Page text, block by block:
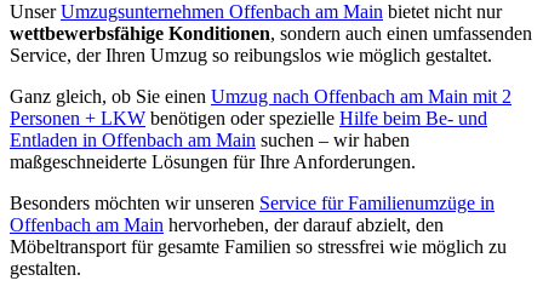
UnserUmzugsunternehmen Offenbach am Main bietet nicht nur
wettbewerbsfähige Konditionen, sondern auch einen umfassenden
Service, der Ihren Umzug so reibungslos wie möglich gestaltet.
Ganz gleich, ob Sie einen Umzug nach Offenbach am Main mit 2
Personen + LKW benötigen oder spezielle Hilfe beim Be- und
Entladen in Offenbach am Main suchen – wir haben
maßgeschneiderte Lösungen für Ihre Anforderungen.
Besonders möchten wir unseren Service für Familienumzüge in
Offenbach am Main hervorheben, der darauf abzielt, den
Möbeltransport für gesamte Familien so stressfrei wie möglich zu
gestalten.